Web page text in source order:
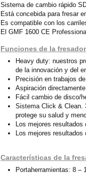
Sistema de cambio rápido
Está concebida para fresar
Es compatible con los
El GMF 1600 CE
Funciones de la
Heavy duty: nuestros
de la innovación y del
Precisión en trabajos
Aspiración
Fácil cambio de disco/
Sistema Click & Clean.
protege su salud y
Los mejores resultados
Los mejores resultados
Características de la
Portaherramientas: 8 –